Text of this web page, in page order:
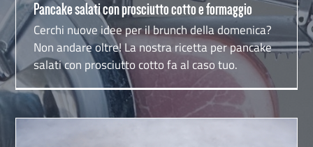
Pancake salati con prosciutto cotto e formaggio
Cerchi nuove idee per il brunch della domenica?
Non andare oltre! La nostra ricetta per pancake
salati con prosciutto cotto fa al caso tuo.